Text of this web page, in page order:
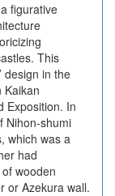
figurative
This
design in the
Kaikan
Exposition. In
Nihon-shumi
which was a
had
wooden
or Azekura wall.